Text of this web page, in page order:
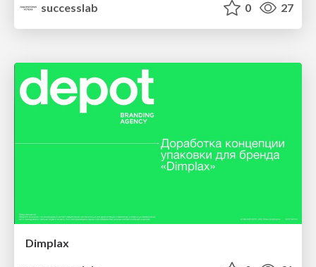
successlab
0 27
Dimplax